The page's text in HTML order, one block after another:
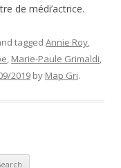
de médi’actrice.
tagged Annie Roy,
, Marie-Paule Grimaldi,
2019 by Map Gri.